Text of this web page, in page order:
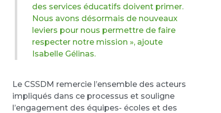
des services éducatifs doivent primer.
Nous avons désormais de nouveaux
leviers pour nous permettre de faire
respecter notre mission », ajoute
Isabelle Gélinas.
Le CSSDM remercie l’ensemble des acteurs
impliqués dans ce processus et souligne
l’engagement des équipes- écoles et des